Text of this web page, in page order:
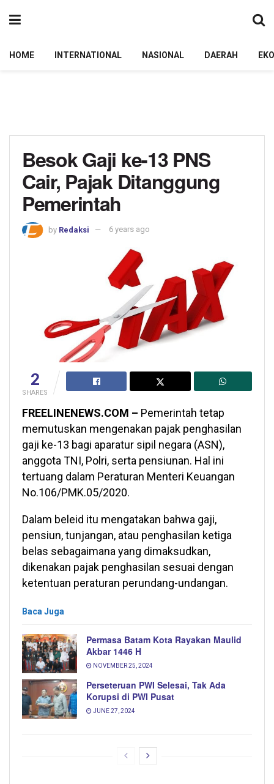
HOME INTERNATIONAL NASIONAL DAERAH
Besok Gaji ke-13 PNS
Cair, Pajak Ditanggung
Pemerintah
by Redaksi 6 years ago
2
SHARES
FREELINENEWS.COM – Pemerintah tetap
memutuskan mengenakan pajak penghasilan
gaji ke-13 bagi aparatur sipil negara (ASN),
anggota TNI, Polri, serta pensiunan. Hal ini
tertuang dalam Peraturan Menteri Keuangan
No.106/PMK.05/2020.
Dalam beleid itu mengatakan bahwa gaji,
pensiun, tunjangan, atau penghasilan ketiga
belas sebagaimana yang dimaksudkan,
dikenakan pajak penghasilan sesuai dengan
ketentuan peraturan perundang-undangan.
Baca Juga
Permasa Batam Kota Rayakan Maulid
Akbar 1446 H
NOVEMBER 25, 2024
Perseteruan PWI Selesai, Tak Ada
Korupsi di PWI Pusat
JUNE 27, 2024